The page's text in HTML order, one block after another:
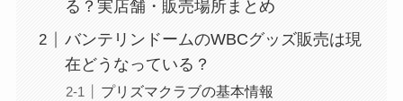
る？実店舗・販売場所まとめ
バンテリンドームのWBCグッズ販売は現
在どうなっている？
プリズマクラブの基本情報